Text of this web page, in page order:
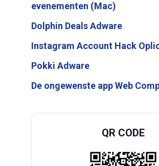
evenementen (Mac)
Dolphin Deals Adware
Instagram Account Hack
Pokki Adware
De ongewenste app Web
QR CODE